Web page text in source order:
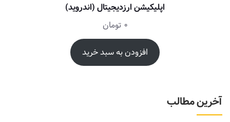
اپلیکیشن ارزدیجیتال (اندروید)
0 تومان
افزودن به سبد خرید
آخرین مطالب